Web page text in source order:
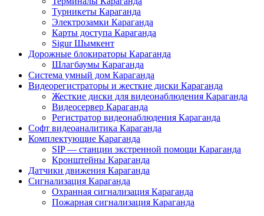
Турникеты Караганда
Электрозамки Караганда
Карты доступа Караганда
Sigur Шымкент
Дорожные блокираторы Караганда
Шлагбаумы Караганда
Система умный дом Караганда
Видеорегистраторы и жесткие диски Караганда
Жесткие диски для видеонаблюдения Караганда
Видеосервер Караганда
Регистратор видеонаблюдения Караганда
Софт видеоаналитика Караганда
Комплектующие Караганда
SIP — станции экстренной помощи Караганда
Кронштейны Караганда
Датчики движения Караганда
Сигнализация Караганда
Охранная сигнализация Караганда
Пожарная сигнализация Караганда